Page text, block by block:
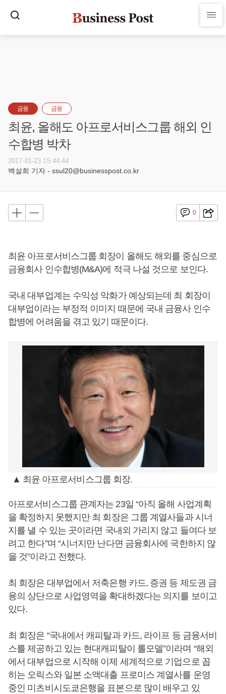
금융 금융
최윤, 올해도 아프로서비스그룹 해외 인
수합병 박차
2017-01-23 15:44:44
백설희 기자 - ssul20@businesspost.co.kr
0
최윤 아프로서비스그룹 회장이 올해도 해외를 중심으로
금융회사 인수합병(M&A)에 적극 나설 것으로 보인다.
국내 대부업계는 수익성 악화가 예상되는데 최 회장이
대부업이라는 부정적 이미지 때문에 국내 금융사 인수
합병에 어려움을 겪고 있기 때문이다.
▲ 최윤 아프로서비스그룹 회장.
아프로서비스그룹 관계자는 23일 “아직 올해 사업계획
을 확정하지 못했지만 최 회장은 그룹 계열사들과 시너
지를 낼 수 있는 곳이라면 국내외 가리지 않고 들여다 보
려고 한다”며 “시너지만 난다면 금융회사에 국한하지 않
을 것”이라고 전했다.
최 회장은 대부업에서 저축은행 카드, 증권 등 제도권 금
융의 상단으로 사업영역을 확대하겠다는 의지를 보이고
있다.
최 회장은 “국내에서 캐피탈과 카드, 라이프 등 금융서비
스를 제공하고 있는 현대캐피탈이 롤모델”이라며 “해외
에서 대부업으로 시작해 이제 세계적으로 기업으로 꼽
히는 오릭스와 일본 소액대출 프로미스 계열사를 운영
중인 미츠비시도쿄은행을 표본으로 많이 배우고 있